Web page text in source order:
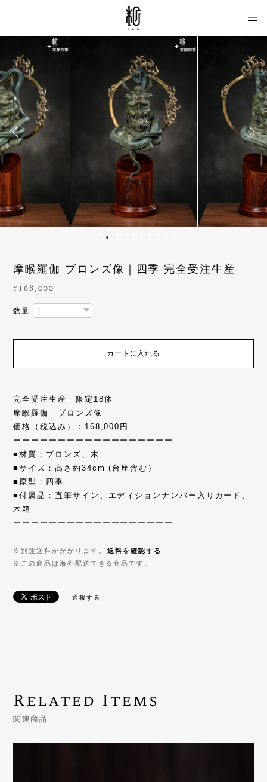
摩睺羅伽 ブロンズ像｜四季 完全受注生産
¥168,000
数量
カートに入れる
完全受注生産 限定18体
摩睺羅伽 ブロンズ像
価格（税込み）：168,000円
ーーーーーーーーーーーーーーーーーー
■材質：ブロンズ、木
■サイズ：高さ約34cm (台座含む）
■原型：四季
■付属品：直筆サイン、エディションナンバー入りカード、
木箱
ーーーーーーーーーーーーーーーーーー
※別途送料がかかります。
送料を確認する
※この商品は海外配送できる商品です。
通報する
Related Items
関連商品